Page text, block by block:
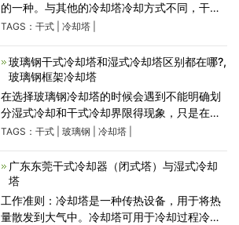
的一种。与其他的冷却塔冷却方式不同，干式
冷却塔不直接与水接触，而是靠与管外的空气
较匮乏的地区，这种方式
TAGS： 干式| 冷却塔|
玻璃钢干式冷却塔和湿式冷却塔区别都在哪?,
玻璃钢框架冷却塔
在选择玻璃钢冷却塔的时候会遇到不能明确划
分湿式冷却和干式冷却界限得现象，只是在缺
水的条件下不得不采用干式冷却。到底该如何
尉斯机械设
TAGS： 干式| 玻璃钢 冷却塔|
广东东莞干式冷却器（闭式塔）与湿式冷却
塔
工作准则：冷却塔是一种传热设备，用于将热
量散发到大气中。冷却塔可用于冷却过程冷却